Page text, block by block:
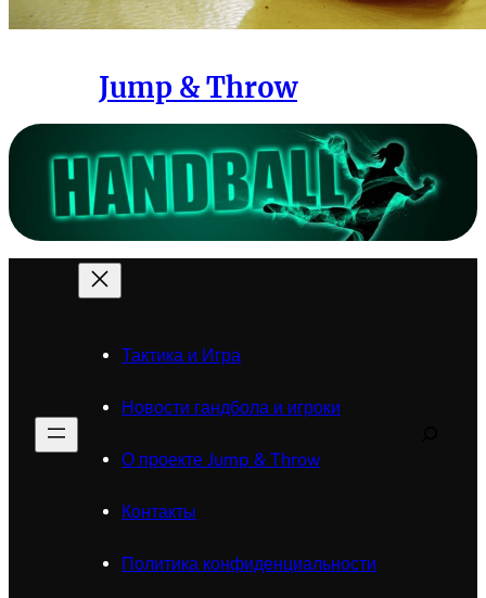
Jump & Throw
Тактика и Игра
Новости гандбола и игроки
О проекте Jump & Throw
Контакты
Политика конфиденциальности